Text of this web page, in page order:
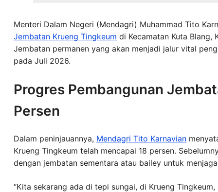
Menteri Dalam Negeri (Mendagri) Muhammad Tito
Jembatan Krueng Tingkeum di Kecamatan Kuta Blang,
Jembatan permanen yang akan menjadi jalur vital
pada Juli 2026.
Progres Pembangunan
Persen
Dalam peninjauannya, Mendagri Tito Karnavian
Krueng Tingkeum telah mencapai 18 persen.
dengan jembatan sementara atau bailey untuk
“Kita sekarang ada di tepi sungai, di Krueng